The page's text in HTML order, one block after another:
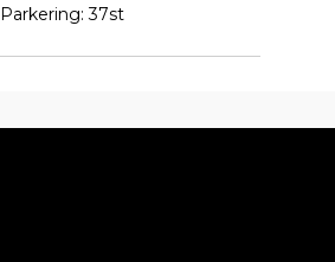
Parkering: 37st